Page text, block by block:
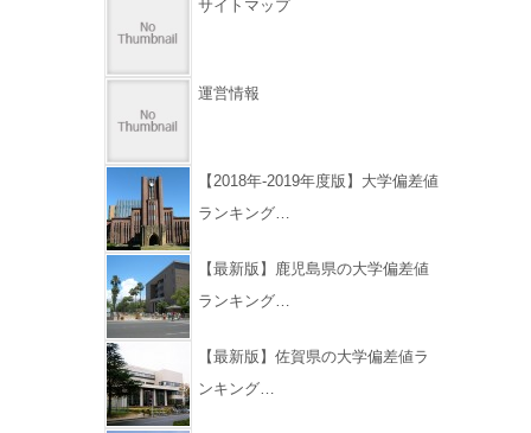
サイトマップ
運営情報
【2018年-2019年度版】大学偏差値
ランキング…
【最新版】鹿児島県の大学偏差値
ランキング…
【最新版】佐賀県の大学偏差値ラ
ンキング…